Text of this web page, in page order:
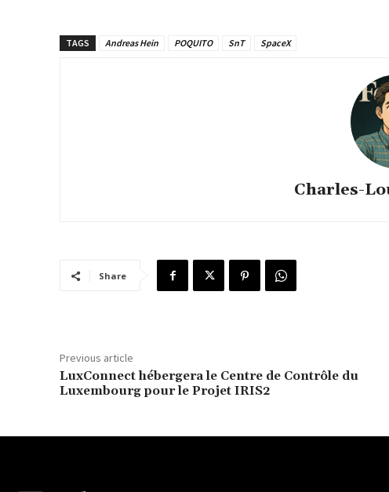
TAGS Andreas Hein POQUITO SnT SpaceX
Charles-
Share
Previous article
LuxConnect hébergera le Centre de Contrôle du
Luxembourg pour le Projet IRIS2